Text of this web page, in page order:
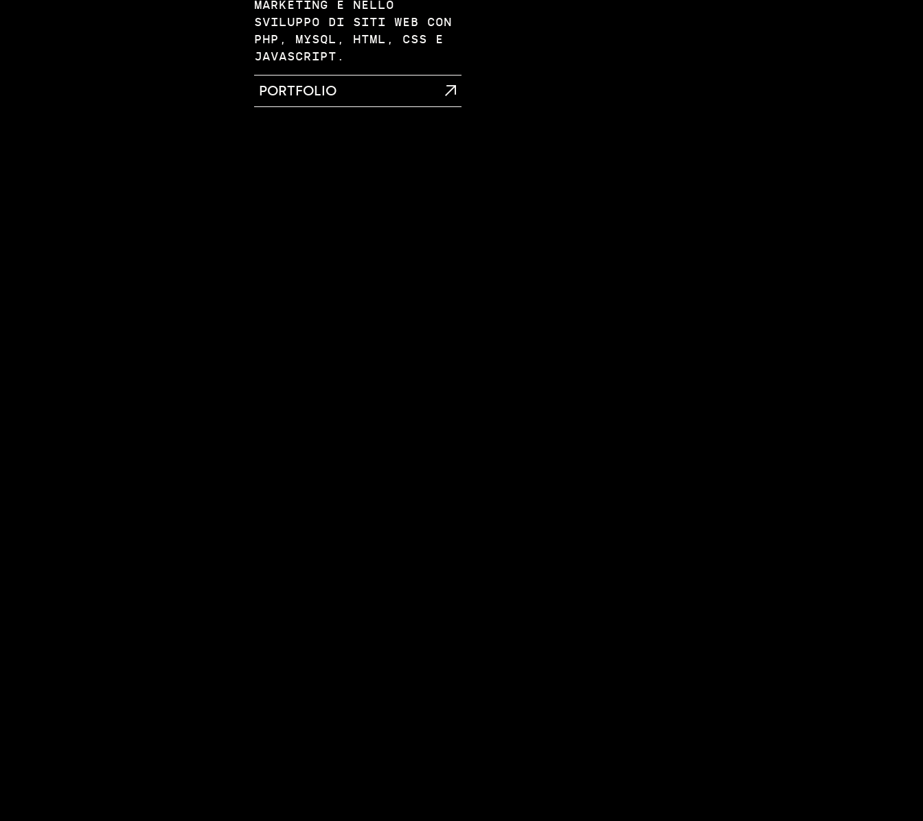
MARKETING E NELLO
SVILUPPO DI SITI WEB CON
PHP, MYSQL, HTML, CSS E
JAVASCRIPT.
PORTFOLIO 